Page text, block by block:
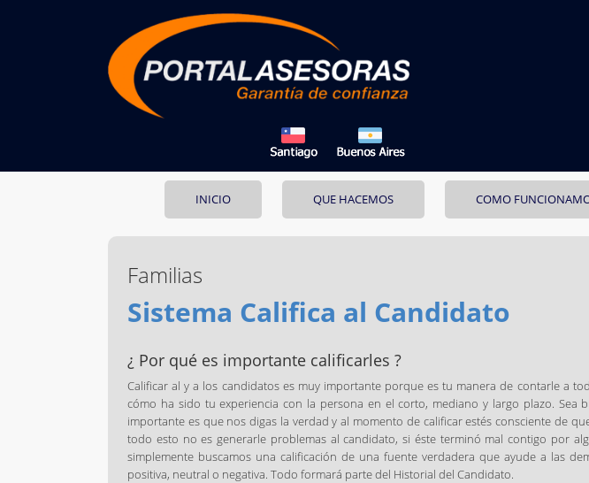
INICIO QUE HACEMOS COMO
Familias
Sistema Califica al Candidato
¿ Por qué es importante calificarles ?
Calificar al y a los candidatos es muy importante porque es tu manera de contarle a
cómo ha sido tu experiencia con la persona en el corto, mediano y largo plazo. Sea
importante es que nos digas la verdad y al momento de calificar estés consciente de
todo esto no es generarle problemas al candidato, si éste terminó mal contigo por
simplemente buscamos una calificación de una fuente verdadera que ayude a las
positiva, neutral o negativa. Todo formará parte del Historial del Candidato.